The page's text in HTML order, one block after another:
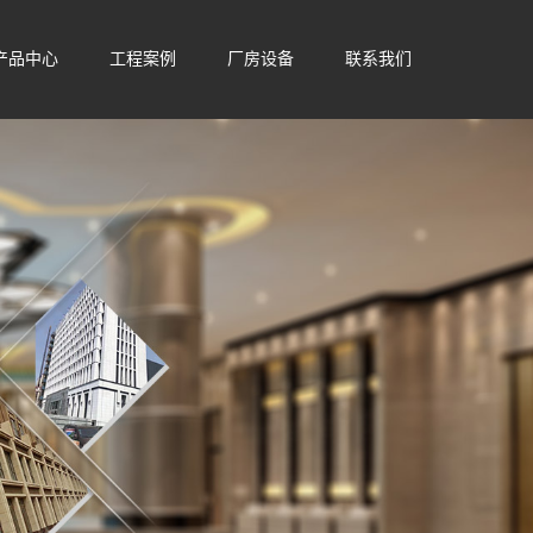
品中心 工程案例 厂房设备 联系我们